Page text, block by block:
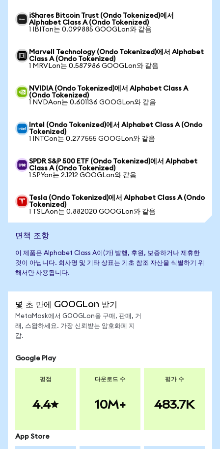
iShares Bitcoin Trust (Ondo Tokenized)에서
Alphabet Class A (Ondo Tokenized)
1 IBITon는 0.099885 GOOGLon와 같음
Marvell Technology (Ondo Tokenized)에서 Alphabet
Class A (Ondo Tokenized)
1 MRVLon는 0.587986 GOOGLon와 같음
NVIDIA (Ondo Tokenized)에서 Alphabet Class A
(Ondo Tokenized)
1 NVDAon는 0.601136 GOOGLon와 같음
Intel (Ondo Tokenized)에서 Alphabet Class A (Ondo
Tokenized)
1 INTCon는 0.277555 GOOGLon와 같음
SPDR S&P 500 ETF (Ondo Tokenized)에서 Alphabet
Class A (Ondo Tokenized)
1 SPYon는 2.1212 GOOGLon와 같음
Tesla (Ondo Tokenized)에서 Alphabet Class A (Ondo
Tokenized)
1 TSLAon는 0.882020 GOOGLon와 같음
면책 조항
이 제품은 Alphabet Class A이(가) 발행, 후원, 보증하거나 제휴한
것이 아닙니다. 회사명 및 기타 상표는 기초 참조 자산을 식별하기 위
해서만 사용됩니다.
몇 초 만에 GOOGLon 받기
MetaMask에서 GOOGLon을 구매, 판매, 거
래, 스왑하세요. 가장 신뢰받는 암호화폐 지
갑.
Google Play
평점
4.4
다운로드 수
10M+
평가 수
483.7K
App Store